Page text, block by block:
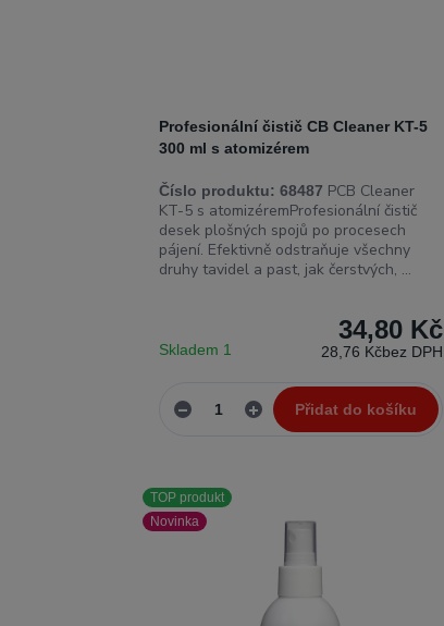
Profesionální čistič CB Cleaner KT-5
300 ml s atomizérem
Číslo produktu: 68487 PCB Cleaner
KT-5 s atomizéremProfesionální čistič
desek plošných spojů po procesech
pájení. Efektivně odstraňuje všechny
druhy tavidel a past, jak čerstvých, ...
34,80 Kč
28,76 Kčbez DPH
Skladem 1
Přidat do košíku
TOP produkt
Novinka